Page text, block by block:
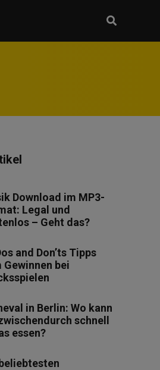
Download im MP3-
Legal und
– Geht das?
and Don’ts Tipps
Gewinnen bei
in Berlin: Wo kann
schnell
essen?